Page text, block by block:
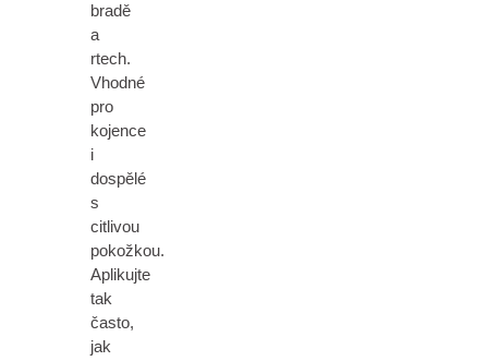
bradě
a
rtech.
Vhodné
pro
kojence
i
dospělé
s
citlivou
pokožkou.
Aplikujte
tak
často,
jak